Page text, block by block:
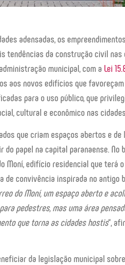
adensadas, os
tendências da construção civil nas
municipal, com a Lei
aos novos edifícios que favoreçam
para o uso público, que
cultural e econômico nas
que criam espaços abertos e
papel na capital paranaense. No
Moní, edifício residencial que terá
convivência inspirada no antigo
do Moní, um espaço aberto e
pedestres, mas uma área
que torna as cidades hostis“,
da legislação municipal